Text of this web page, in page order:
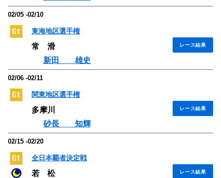
02/05 -02/10
東海地区選手権
レース結果
常 滑
新田 雄史
02/06 -02/11
関東地区選手権
レース結果
多摩川
砂長 知輝
02/15 -02/20
全日本覇者決定戦
レース結果
若 松